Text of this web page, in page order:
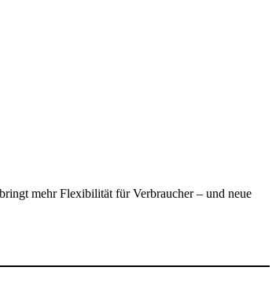
mehr Flexibilität für Verbraucher – und neue